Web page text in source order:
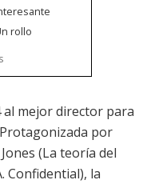
rollo
al mejor director para
por
(La teoría del
Confidential), la